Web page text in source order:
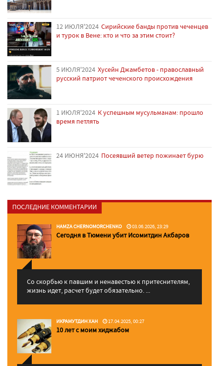
12 ИЮЛЯ'2024 Сирийские банды против чеченцев
и турок в Вене: кто и что за этим стоит?
5 ИЮЛЯ'2024 Хусейн Джамбетов - православный
русский патриот чеченского происхождения
1 ИЮЛЯ'2024 К успешным мусульманам: прошло
время петлять
24 ИЮНЯ'2024 Посеявший ветер пожинает бурю
ПОСЛЕДНИЕ КОММЕНТАРИИ
HAMZA CHERNOMORCHENKO 03.06.2026, 23:29
Сегодня в Тюмени убит Исомитдин Акбаров
Со скорбью к павшим и ненавестью к притеснителям,
жизнь идет, расчет будет обязательно. ...
ИКРАМУТДИН ХАН 17.04.2025, 00:27
10 лет с моим хиджабом